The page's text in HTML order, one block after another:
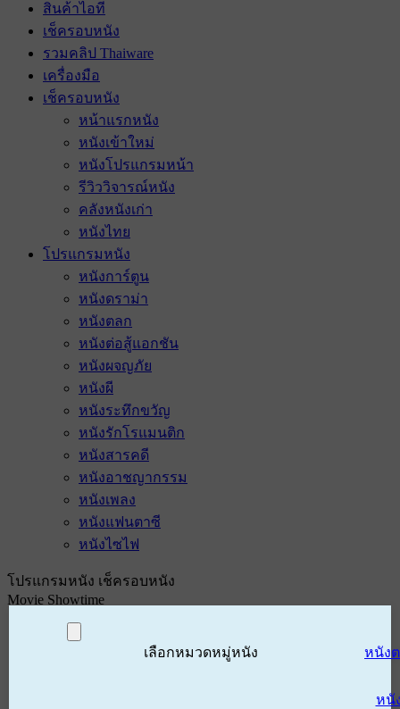
สินค้าไอที
เช็ครอบหนัง
รวมคลิป Thaiware
เครื่องมือ
เช็ครอบหนัง
หน้าแรกหนัง
หนังเข้าใหม่
หนังโปรแกรมหน้า
รีวิววิจารณ์หนัง
คลังหนังเก่า
หนังไทย
โปรแกรมหนัง
หนังการ์ตูน
หนังดราม่า
หนังตลก
หนังต่อสู้แอกชัน
หนังผจญภัย
หนังผี
หนังระทึกขวัญ
หนังรักโรแมนติก
หนังสารคดี
หนังอาชญากรรม
หนังเพลง
หนังแฟนตาซี
หนังไซไฟ
โปรแกรมหนัง เช็ครอบหนัง
Movie Showtime
เลือกหมวดหมู่หนัง หนัง
หนั